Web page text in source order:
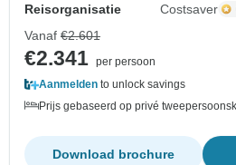
Reisorganisatie
Costsaver
Vanaf €2.601
€2.341 per persoon
Aanmelden to unlock savings
Prijs gebaseerd op privé
Download brochure